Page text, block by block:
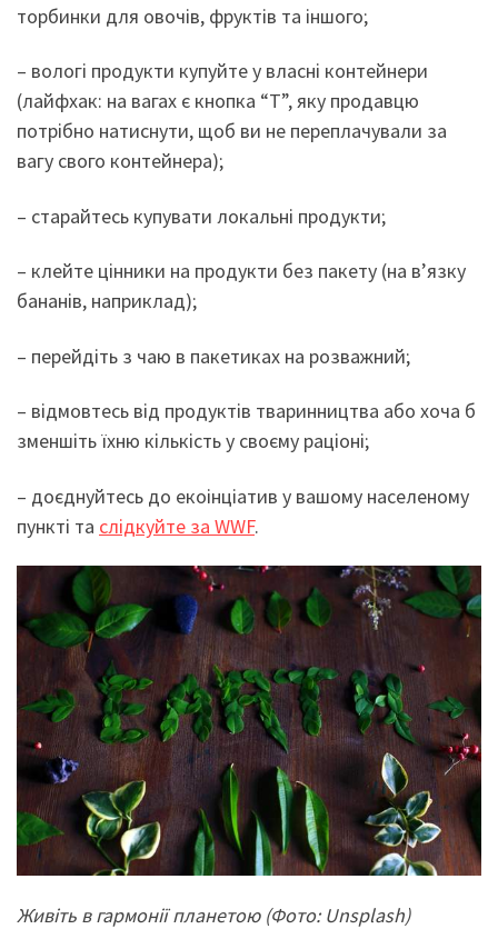
торбинки для овочів, фруктів та іншого;
– вологі продукти купуйте у власні контейнери
(лайфхак: на вагах є кнопка “Т”, яку продавцю
потрібно натиснути, щоб ви не переплачували за
вагу свого контейнера);
– старайтесь купувати локальні продукти;
– клейте цінники на продукти без пакету (на в’язку
бананів, наприклад);
– перейдіть з чаю в пакетиках на розважний;
– відмовтесь від продуктів тваринництва або хоча б
зменшіть їхню кількість у своєму раціоні;
– доєднуйтесь до екоінціатив у вашому населеному
пункті та слідкуйте за WWF.
Живіть в гармонії планетою (Фото: Unsplash)